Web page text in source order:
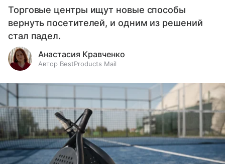
Торговые центры ищут новые способы
вернуть посетителей, и одним из решений
стал падел.
Анастасия Кравченко
Автор BestProducts Mail